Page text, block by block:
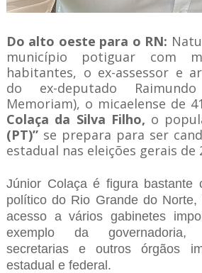
Do alto oeste para o RN:
município potiguar com
habitantes, o ex-assessor e
do ex-deputado
Memoriam), o micaelense de
Colaça da Silva Filho, o
(PT)” se prepara para ser
estadual nas eleições gerais de
Júnior Colaça é figura bastante
político do Rio Grande do
acesso a vários gabinetes
exemplo da governadoria,
secretarias e outros órgãos
estadual e federal.